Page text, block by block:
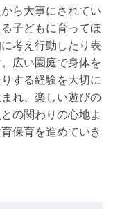
ら大事にされてい
子どもに育ってほ
考え行動したり表
広い園庭で身体を
する経験を大切に
れ、楽しい遊びの
の関わりの心地よ
保育を進めていき